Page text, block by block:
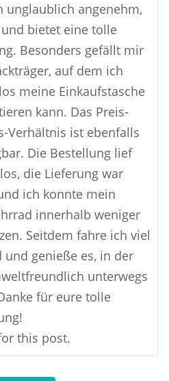
unglaublich angenehm,
bietet eine tolle
Besonders gefällt mir
auf dem ich
meine Einkaufstasche
kann. Das Preis-
Verhältnis ist ebenfalls
Die Bestellung lief
die Lieferung war
ich konnte mein
innerhalb weniger
Seitdem fahre ich viel
und genieße es, in der
unterwegs
für eure tolle
this post.